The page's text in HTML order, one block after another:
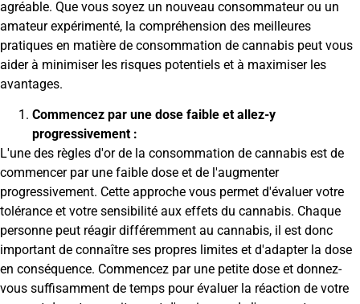
agréable. Que vous soyez un nouveau consommateur ou un
amateur expérimenté, la compréhension des meilleures
pratiques en matière de consommation de cannabis peut vous
aider à minimiser les risques potentiels et à maximiser les
avantages.
Commencez par une dose faible et allez-y
progressivement :
L'une des règles d'or de la consommation de cannabis est de
commencer par une faible dose et de l'augmenter
progressivement. Cette approche vous permet d'évaluer votre
tolérance et votre sensibilité aux effets du cannabis. Chaque
personne peut réagir différemment au cannabis, il est donc
important de connaître ses propres limites et d'adapter la dose
en conséquence. Commencez par une petite dose et donnez-
vous suffisamment de temps pour évaluer la réaction de votre